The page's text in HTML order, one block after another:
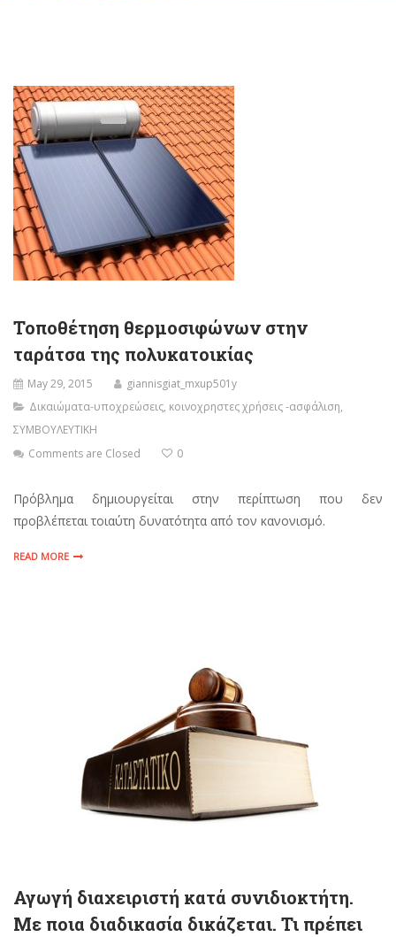
Τοποθέτηση θερμοσιφώνων στην
ταράτσα της πολυκατοικίας
May 29, 2015
giannisgiat_mxup501y
Δικαιώματα-υποχρεώσεις, κοινοχρηστες χρήσεις -ασφάλιση,
ΣΥΜΒΟΥΛΕΥΤΙΚΗ
Comments are Closed
0
Πρόβλημα δημιουργείται στην περίπτωση που δεν
προβλέπεται τοιαύτη δυνατότητα από τον κανονισμό.
READ MORE
Αγωγή διαχειριστή κατά συνιδιοκτήτη.
Με ποια διαδικασία δικάζεται. Τι πρέπει